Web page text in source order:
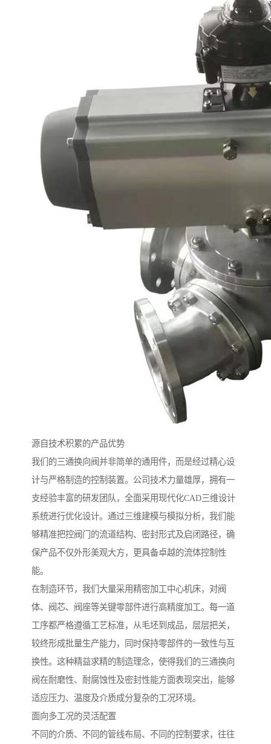
源自技术积累的产品优势
我们的三通换向阀并非简单的通用件，而是经过精心设
计与严格制造的控制装置。公司技术力量雄厚，拥有一
支经验丰富的研发团队，全面采用现代化CAD三维设计
系统进行优化设计。通过三维建模与模拟分析，我们能
够精准把控阀门的流道结构、密封形式及启闭路径，确
保产品不仅外形美观大方，更具备卓越的流体控制性
能。
在制造环节，我们大量采用精密加工中心机床，对阀
体、阀芯、阀座等关键零部件进行高精度加工。每一道
工序都严格遵循工艺标准，从毛坯到成品，层层把关，
较终形成批量生产能力，同时保持零部件的一致性与互
换性。这种精益求精的制造理念，使得我们的三通换向
阀在耐磨性、耐腐蚀性及密封性能方面表现突出，能够
适应压力、温度及介质成分复杂的工况环境。
面向多工况的灵活配置
不同的介质、不同的管线布局、不同的控制要求，往往